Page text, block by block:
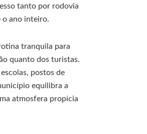
tanto por rodovia
ano inteiro.
tranquila para
quanto dos turistas.
postos de
equilibra a
atmosfera propícia